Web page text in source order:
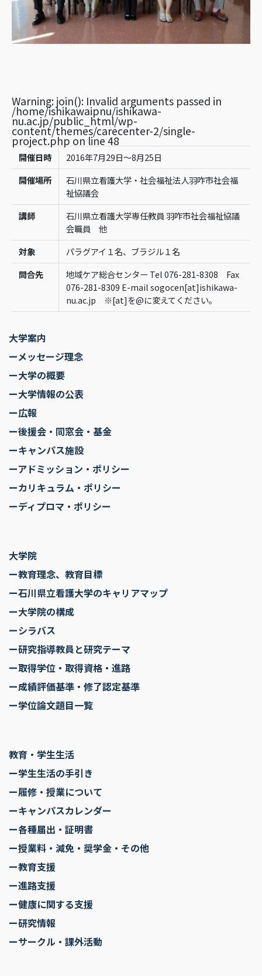
Warning: join(): Invalid arguments passed in
/home/ishikawaipnu/ishikawa-
nu.ac.jp/public_html/wp-
content/themes/carecenter-2/single-
project.php on line 48
開催日時
2016年7月29日～8月25日
開催場所
石川県立看護大学・社会福祉法人羽咋市社会福
祉協議会
講師
石川県立看護大学専任教員 羽咋市社会福祉協議
会職員 他
対象
パラグアイ１名、ブラジル１名
問合先
地域ケア総合センター Tel 076-281-8308 Fax
076-281-8309 E-mail sogocen[at]ishikawa-
nu.ac.jp ※[at]を@に変えてください。
大学案内
ーメッセージ理念
ー大学の概要
ー大学情報の公表
ー広報
ー後援会・同窓会・基金
ーキャンパス施設
ーアドミッション・ポリシー
ーカリキュラム・ポリシー
ーディプロマ・ポリシー
大学院
ー教育理念、教育目標
ー石川県立看護大学のキャリアマップ
ー大学院の構成
ーシラバス
ー研究指導教員と研究テーマ
ー取得学位・取得資格・進路
ー成績評価基準・修了認定基準
ー学位論文題目一覧
教育・学生生活
ー学生生活の手引き
ー履修・授業について
ーキャンパスカレンダー
ー各種届出・証明書
ー授業料・減免・奨学金・その他
ー教育支援
ー進路支援
ー健康に関する支援
ー研究情報
ーサークル・課外活動